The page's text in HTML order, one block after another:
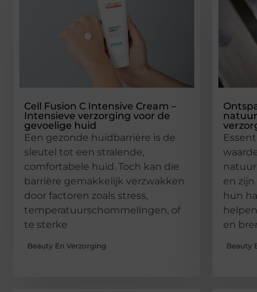
Cell Fusion C Intensive Cream –
Intensieve verzorging voor de
gevoelige huid
Een gezonde huidbarrière is de
sleutel tot een stralende,
comfortabele huid. Toch kan die
barrière gemakkelijk verzwakken
door factoren zoals stress,
temperatuurschommelingen, of
te sterke
Beauty En Verzorging
en
hun
en
Beauty